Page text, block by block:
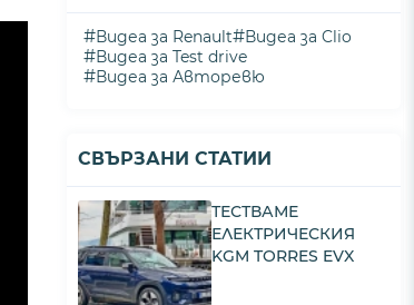
#Видеа за Renault#Видеа за Clio
#Видеа за Test drive
#Видеа за Авторевю
СВЪРЗАНИ СТАТИИ
ТЕСТВАМЕ
ЕЛЕКТРИЧЕСКИЯ
KGM TORRES EVX